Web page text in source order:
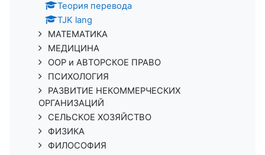
Теория перевода
TJK lang
МАТЕМАТИКА
МЕДИЦИНА
ООР и АВТОРСКОЕ ПРАВО
ПСИХОЛОГИЯ
РАЗВИТИЕ НЕКОММЕРЧЕСКИХ
ОРГАНИЗАЦИЙ
СЕЛЬСКОЕ ХОЗЯЙСТВО
ФИЗИКА
ФИЛОСОФИЯ